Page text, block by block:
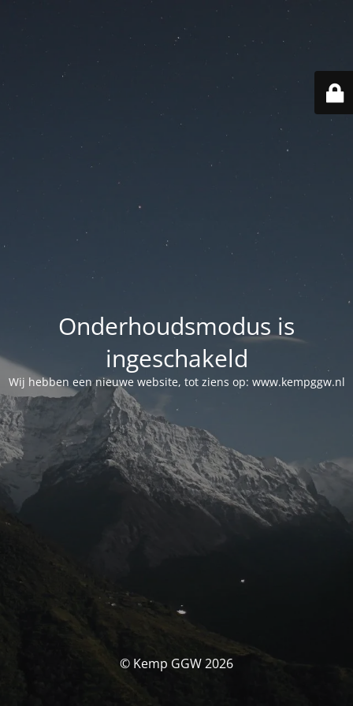
Onderhoudsmodus is
ingeschakeld
Wij hebben een nieuwe website, tot ziens op: www.kempggw.nl
© Kemp GGW 2026